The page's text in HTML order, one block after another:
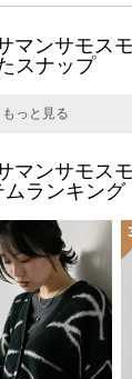
マンサモス
スナップ
もっと見る
マンサモス
ムランキング